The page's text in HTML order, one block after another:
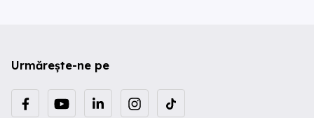
Urmărește-ne pe